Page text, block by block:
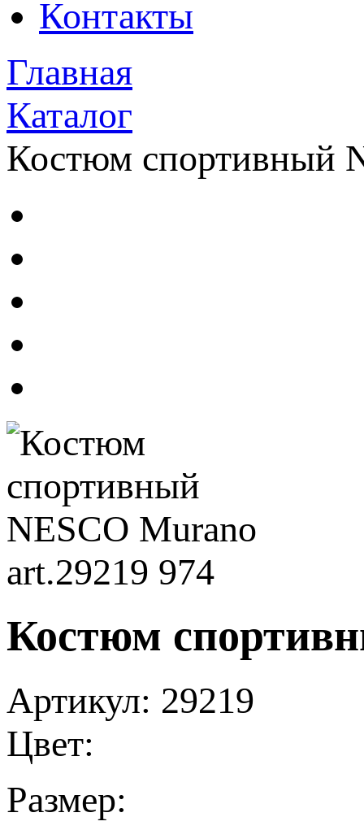
Контакты
Главная
Каталог
Костюм спортивный
Костюм
Артикул: 29219
Цвет:
Размер: